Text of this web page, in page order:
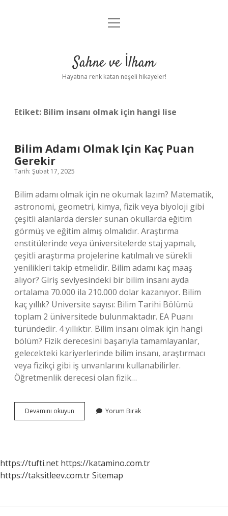
Anasayfa
Yasal Uyarı
menüyü
Sahne ve İlham
Hayatına renk katan neşeli hikayeler!
Etiket: Bilim insanı olmak için hangi lise
Bilim Adamı Olmak Için Kaç Puan
Gerekir
Tarih: Şubat 17, 2025
Bilim adamı olmak için ne okumak lazım? Matematik,
astronomi, geometri, kimya, fizik veya biyoloji gibi
çeşitli alanlarda dersler sunan okullarda eğitim
görmüş ve eğitim almış olmalıdır. Araştırma
enstitülerinde veya üniversitelerde staj yapmalı,
çeşitli araştırma projelerine katılmalı ve sürekli
yenilikleri takip etmelidir. Bilim adamı kaç maaş
alıyor? Giriş seviyesindeki bir bilim insanı ayda
ortalama 70.000 ila 210.000 dolar kazanıyor. Bilim
kaç yıllık? Üniversite sayısı: Bilim Tarihi Bölümü
toplam 2 üniversitede bulunmaktadır. EA Puanı
türündedir. 4 yıllıktır. Bilim insanı olmak için hangi
bölüm? Fizik derecesini başarıyla tamamlayanlar,
gelecekteki kariyerlerinde bilim insanı, araştırmacı
veya fizikçi gibi iş unvanlarını kullanabilirler.
Öğretmenlik derecesi olan fizik…
Devamını okuyun
Adamı
Gerekir
Yorum Bırak
https://tufti.net https://katamino.com.tr
https://taksitleev.com.trSitemap